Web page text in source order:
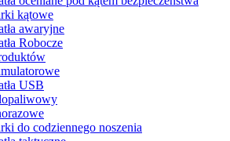
kątowe
awaryjne
Robocze
USB
do codziennego noszenia